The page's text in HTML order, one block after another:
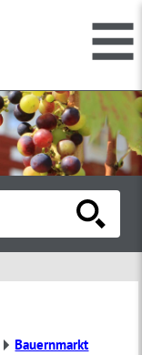
Bauernmarkt